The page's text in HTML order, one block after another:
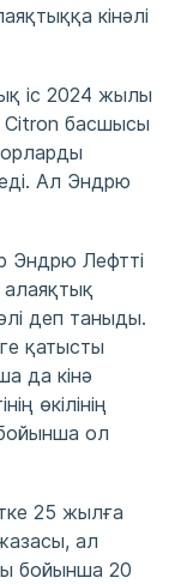
кінәлі
іс 2024 жылы
Citron басшысы
Ал Эндрю
Эндрю Лефтті
деп таныды.
қатысты
да кінә
өкілінің
ол
25 жылға
ал
бойынша 20